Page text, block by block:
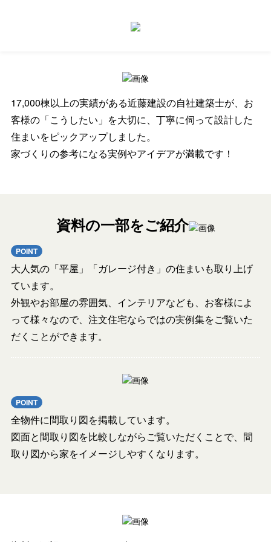
17,000棟以上の実績がある近藤建設の自社建築士が、お
客様の「こうしたい」を大切に、丁寧に伺って設計した
住まいをピックアップしました。
家づくりの参考になる実例やアイデアが満載です！
資料の一部をご紹介
POINT
大人気の「平屋」「ガレージ付き」の住まいも取り上げ
ています。
外観やお部屋の雰囲気、インテリアなども、お客様によ
って様々なので、注文住宅ならではの実例集をご覧いた
だくことができます。
POINT
全物件に間取り図を掲載しています。
図面と間取り図を比較しながらご覧いただくことで、間
取り図から家をイメージしやすくなります。